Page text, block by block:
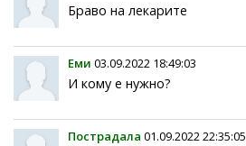
Браво на лекарите
Еми 03.09.2022 18:49:03
И кому е нужно?
Пострадала 01.09.2022 22:35:05